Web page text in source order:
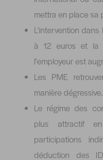
mettra en place sa
L'intervention
à 12 euros et la
l'employeur est
Les PME
manière dégressive.
Le régime des
plus attractif
participations
déduction des